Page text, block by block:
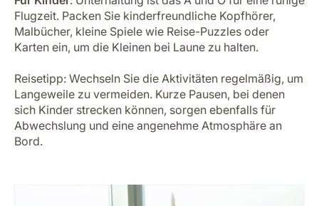
Flugzeit. Packen Sie kinderfreundliche Kopfhörer,
Malbücher, kleine Spiele wie Reise-Puzzles oder
Karten ein, um die Kleinen bei Laune zu halten.
Reisetipp: Wechseln Sie die Aktivitäten regelmäßig, um
Langeweile zu vermeiden. Kurze Pausen, bei denen
sich Kinder strecken können, sorgen ebenfalls für
Abwechslung und eine angenehme Atmosphäre an
Bord.